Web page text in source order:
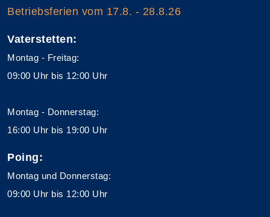
Betriebsferien vom 17.8. - 28.8.26
Vaterstetten:
Montag - Freitag:
09:00 Uhr bis 12:00 Uhr
Montag - Donnerstag:
16:00 Uhr bis 19:00 Uhr
Poing:
Montag und Donnerstag:
09:00 Uhr bis 12:00 Uhr